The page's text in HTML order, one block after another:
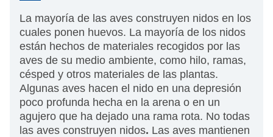
La mayoría de las aves construyen nidos en los
cuales ponen huevos. La mayoría de los nidos
están hechos de materiales recogidos por las
aves de su medio ambiente, como hilo, ramas,
césped y otros materiales de las plantas.
Algunas aves hacen el nido en una depresión
poco profunda hecha en la arena o en un
agujero que ha dejado una rama rota. No todas
las aves construyen nidos. Las aves mantienen